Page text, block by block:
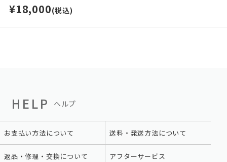
¥18,000(税込)
HELP ヘルプ
お支払い方法について 送料・発送方法について
返品・修理・交換について アフターサービス